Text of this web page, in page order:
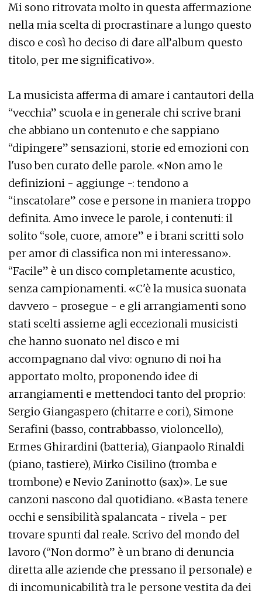
Mi sono ritrovata molto in questa affermazione
nella mia scelta di procrastinare a lungo questo
disco e così ho deciso di dare all’album questo
titolo, per me significativo».
La musicista afferma di amare i cantautori della
“vecchia” scuola e in generale chi scrive brani
che abbiano un contenuto e che sappiano
“dipingere” sensazioni, storie ed emozioni con
l'uso ben curato delle parole. «Non amo le
definizioni - aggiunge -: tendono a
“inscatolare” cose e persone in maniera troppo
definita. Amo invece le parole, i contenuti: il
solito “sole, cuore, amore” e i brani scritti solo
per amor di classifica non mi interessano».
“Facile” è un disco completamente acustico,
senza campionamenti. «C'è la musica suonata
davvero - prosegue - e gli arrangiamenti sono
stati scelti assieme agli eccezionali musicisti
che hanno suonato nel disco e mi
accompagnano dal vivo: ognuno di noi ha
apportato molto, proponendo idee di
arrangiamenti e mettendoci tanto del proprio:
Sergio Giangaspero (chitarre e cori), Simone
Serafini (basso, contrabbasso, violoncello),
Ermes Ghirardini (batteria), Gianpaolo Rinaldi
(piano, tastiere), Mirko Cisilino (tromba e
trombone) e Nevio Zaninotto (sax)». Le sue
canzoni nascono dal quotidiano. «Basta tenere
occhi e sensibilità spalancata - rivela - per
trovare spunti dal reale. Scrivo del mondo del
lavoro (“Non dormo” è un brano di denuncia
diretta alle aziende che pressano il personale) e
di incomunicabilità tra le persone vestita da dei